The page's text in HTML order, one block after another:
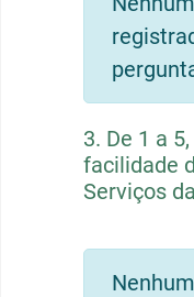
3. De 1 a
facilidade
Serviços